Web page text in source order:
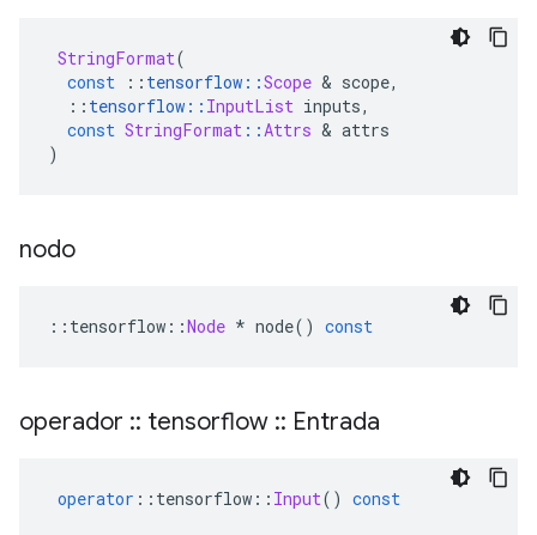
StringFormat(
const
:: tensorflow ::Scope & scope,
:: tensorflow :: InputList inputs,
const StringFormat ::Attrs & attrs
)
nodo
:: tensorflow ::Node * node() const
operador :: tensorflow :: Entrada
operator :: tensorflow :: Input() const